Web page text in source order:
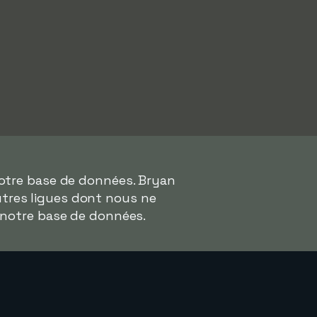
base de données. Bryan
ligues dont nous ne
base de données.